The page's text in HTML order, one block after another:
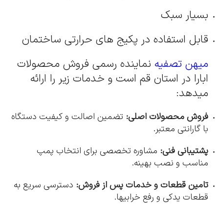
بسیار سبک
قابل استفاده در پکیج های حرارتی ساختمان
میهن تصفیه نماینده رسمی فروش محصولات
ابارا در استان قم است و خدمات زیر را ارائه
میدهد:
فروش محصولات اصلی: تضمین اصالت و کیفیت دستگاه
با گارانتی معتبر.
پشتیبانی فنی: مشاوره تخصصی برای انتخاب پمپ
مناسب و نصب بهینه.
تامین قطعات و خدمات پس از فروش: دسترسی سریع به
قطعات یدکی و رفع خرابیها.